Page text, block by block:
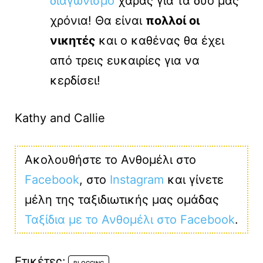
χρόνια! Θα είναι πολλοί οι
νικητές και ο καθένας θα έχει
από τρεις ευκαιρίες για να
κερδίσει!
Kathy and Callie
Ακολουθήστε το Ανθομέλι στο
Facebook, στο Instagram και γίνετε
μέλη της ταξιδιωτικής μας ομάδας
Ταξίδια με το Ανθομέλι στο Facebook.